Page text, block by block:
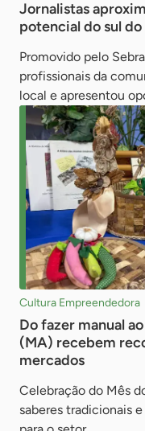
Jornalistas
potencial do sul
Promovido pelo
profissionais da
local e apresentou
Cultura Empreendedora
Do fazer manual
(MA) recebem
mercados
Celebração do Mês
saberes tradicionais